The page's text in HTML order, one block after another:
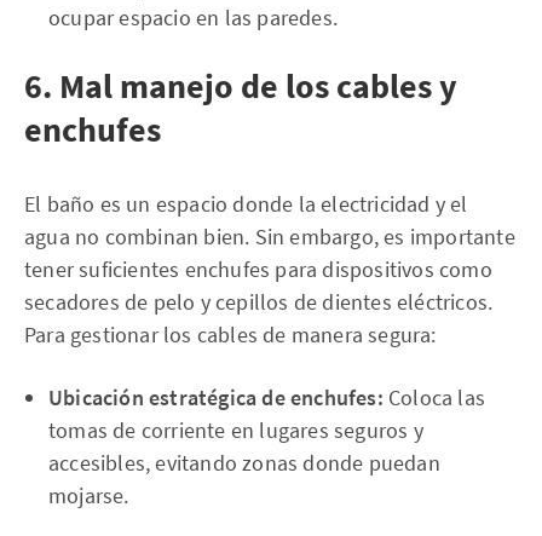
ocupar espacio en las paredes.
6. Mal manejo de los cables y
enchufes
El baño es un espacio donde la electricidad y el
agua no combinan bien. Sin embargo, es importante
tener suficientes enchufes para dispositivos como
secadores de pelo y cepillos de dientes eléctricos.
Para gestionar los cables de manera segura:
Ubicación estratégica de enchufes: Coloca las
tomas de corriente en lugares seguros y
accesibles, evitando zonas donde puedan
mojarse.